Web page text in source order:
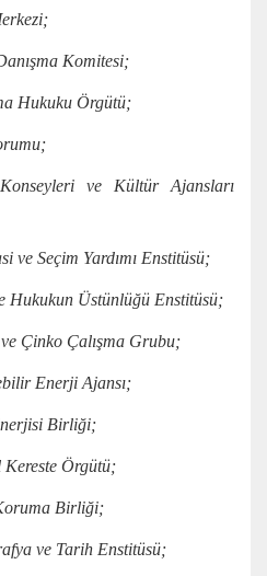
Komitesi;
Hukuku Örgütü;
ve Kültür Ajansları
ve Seçim Yardımı Enstitüsü;
Hukukun Üstünlüğü Enstitüsü;
Çinko Çalışma Grubu;
Enerji Ajansı;
Birliği;
Örgütü;
Birliği;
ve Tarih Enstitüsü;